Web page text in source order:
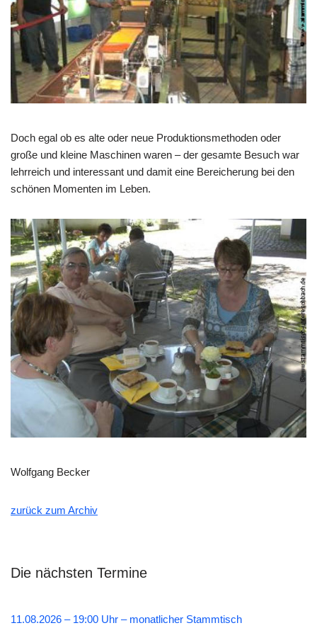
Doch egal ob es alte oder neue Produktionsmethoden oder
große und kleine Maschinen waren – der gesamte Besuch war
lehrreich und interessant und damit eine Bereicherung bei den
schönen Momenten im Leben.
Wolfgang Becker
zurück zum Archiv
Die nächsten Termine
11.08.2026 – 19:00 Uhr – monatlicher Stammtisch